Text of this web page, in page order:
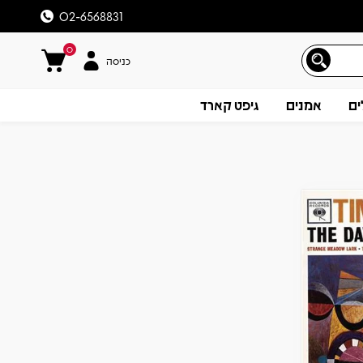
02-6568831
0
כניסה
אמנים גיפט קארד